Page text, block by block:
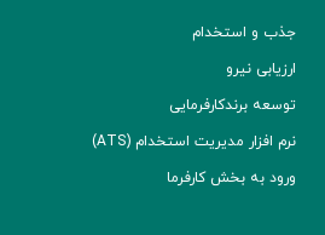
جذب و استخدام
ارزیابی نیرو
توسعه برند‌کارفرمایی
نرم افزار مدیریت استخدام (ATS)
ورود به بخش کارفرما